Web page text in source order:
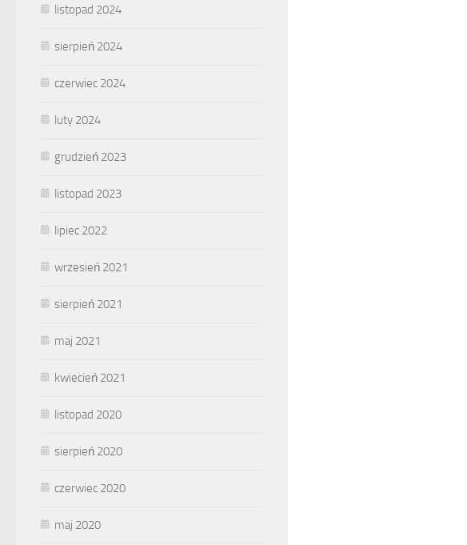
listopad 2024
sierpień 2024
czerwiec 2024
luty 2024
grudzień 2023
listopad 2023
lipiec 2022
wrzesień 2021
sierpień 2021
maj 2021
kwiecień 2021
listopad 2020
sierpień 2020
czerwiec 2020
maj 2020